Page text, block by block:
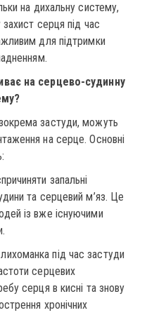
на дихальну систему,
серця під час
для підтримки
на серцево-судинну
застуди, можуть
на серце. Основні
запальні
та серцевий м’яз. Це
із вже існуючими
під час застуди
серцевих
серця в кисні та знову
хронічних